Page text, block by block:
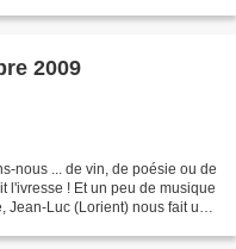
2009
nous ... de vin, de poésie ou de
l'ivresse ! Et un peu de musique
Jean-Luc (Lorient) nous fait une